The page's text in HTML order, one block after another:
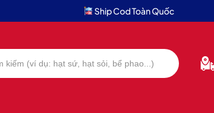
Ship Cod Toàn Quốc